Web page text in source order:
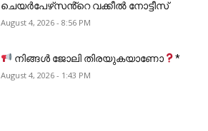
ചെയർപേഴ്‌സൻ്റെ വക്കീൽ നോട്ടീസ്
August 4, 2026 - 8:56 PM
നിങ്ങൾ ജോലി തിരയുകയാണോ *
August 4, 2026 - 1:43 PM